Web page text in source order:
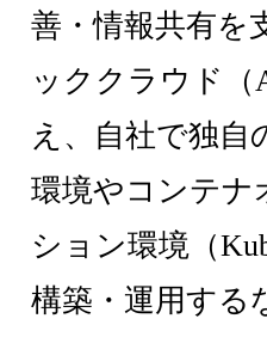
善・情報共有を
ッククラウド（
え、自社で独自
環境やコンテナ
ション環境（
構築・運用する